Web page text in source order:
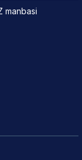
manbasi